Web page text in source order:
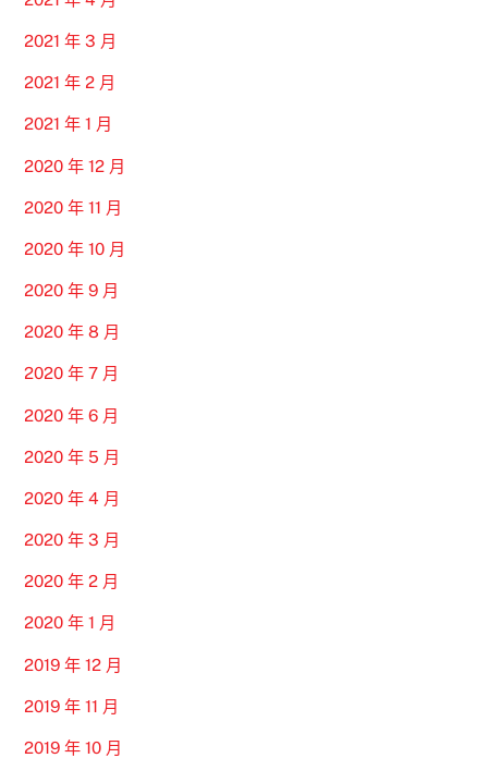
2021 年 3 月
2021 年 2 月
2021 年 1 月
2020 年 12 月
2020 年 11 月
2020 年 10 月
2020 年 9 月
2020 年 8 月
2020 年 7 月
2020 年 6 月
2020 年 5 月
2020 年 4 月
2020 年 3 月
2020 年 2 月
2020 年 1 月
2019 年 12 月
2019 年 11 月
2019 年 10 月